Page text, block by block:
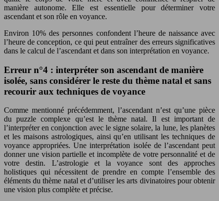
manière autonome. Elle est essentielle pour déterminer votre
ascendant et son rôle en voyance.
Environ 10% des personnes confondent l’heure de naissance avec
l’heure de conception, ce qui peut entraîner des erreurs significatives
dans le calcul de l’ascendant et dans son interprétation en voyance.
Erreur n°4 : interpréter son ascendant de manière
isolée, sans considérer le reste du thème natal et sans
recourir aux techniques de voyance
Comme mentionné précédemment, l’ascendant n’est qu’une pièce
du puzzle complexe qu’est le thème natal. Il est important de
l’interpréter en conjonction avec le signe solaire, la lune, les planètes
et les maisons astrologiques, ainsi qu’en utilisant les techniques de
voyance appropriées. Une interprétation isolée de l’ascendant peut
donner une vision partielle et incomplète de votre personnalité et de
votre destin. L’astrologie et la voyance sont des approches
holistiques qui nécessitent de prendre en compte l’ensemble des
éléments du thème natal et d’utiliser les arts divinatoires pour obtenir
une vision plus complète et précise.